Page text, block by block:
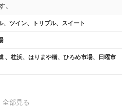
。
、ツイン、トリプル、スイート
、桂浜、はりまや橋、ひろめ市場、日曜市
全部見る